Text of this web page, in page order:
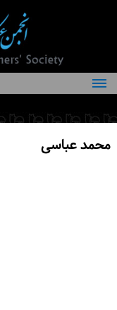
محمد عباسی